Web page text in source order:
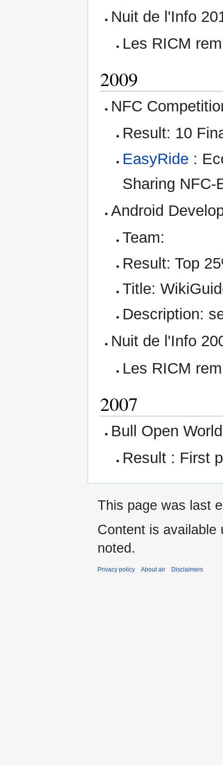
Nuit de l'Info
Les RICM
2009
NFC
Result: 10
EasyRide :
Sharing NFC-
Android
Team:
Result: Top
Title:
Description:
Nuit de l'Info
Les RICM
2007
Bull Open
Result : First
This page was last
Content is available
noted.
Privacy policy About air Disclaimers